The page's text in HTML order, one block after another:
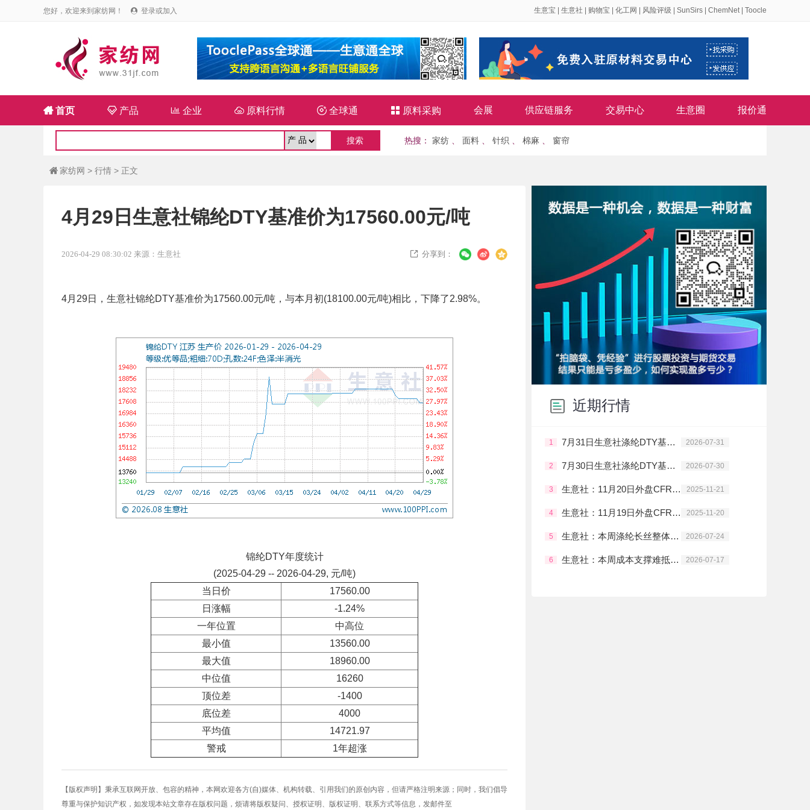
您好，欢迎来到家纺网！  登录或加入 生意宝 生意社 购物宝 化工网 风险评级 SunSirs ChemNet| Toocle
首页 产品  企业 原料行情  全球通  原料采购 会展 供应链服务 交易中心 生意圈 报价通
热搜 ： 家纺 面料 针织 棉麻 窗帘
 家纺网 > 行情 > 正文
4月29日生意社锦纶DTY基准价为17560.00元/吨
2026-04-29 08:30:02 来源：生意社  分享到：
4月29日，生意社锦纶DTY基准价为17560.00元/吨，与本月初(18100.00元/吨)相比，下降了2.98%。
锦纶DTY年度统计
(2025-04-29 -- 2026-04-29, 元/吨)
当日价
17560.00
日涨幅
-1.24%
一年位置
中高位
最小值
13560.00
最大值
18960.00
中位值
16260
顶位差
-1400
底位差
4000
平均值
14721.97
警戒
1年超涨
【版权声明】秉承互联网开放、包容的精神，本网欢迎各方(自)媒体、机构转载、引用我们的原创内容，但请严格注明来源；同时，我们倡导
尊重与保护知识产权，如发现本站文章存在版权问题，烦请将版权疑问、授权证明、版权证明、联系方式等信息，发邮件至
近期行情
1 7月31日生意社涤纶DTY基准价为9500.00元/吨 2026-07-31
2 7月30日生意社涤纶DTY基准价为9450.00元/吨 2026-07-30
3 生意社：11月20日外盘CFR中国PTA主流价格下调 2025-11-21
4 生意社：11月19日外盘CFR中国PTA主流价格下调 2025-11-20
5 生意社：本周涤纶长丝整体走势震荡上行 2026-07-24
6 生意社：本周成本支撑难抵淡季弱需 涤纶长丝冲高回落 2026-07-17